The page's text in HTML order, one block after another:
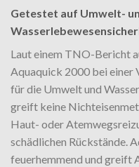
Getestet auf Umwelt-
Laut einem TNO-Bericht
Aquaquick 2000 bei einer
für die Umwelt und
greift keine
Haut- oder
schädlichen Rückstände.
feuerhemmend und greift